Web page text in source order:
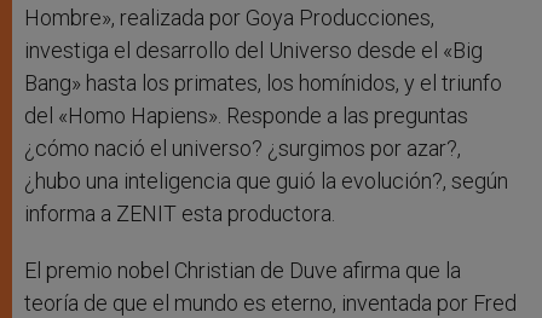
Hombre», realizada por Goya Producciones,
investiga el desarrollo del Universo desde el «Big
Bang» hasta los primates, los homínidos, y el triunfo
del «Homo Hapiens». Responde a las preguntas
¿cómo nació el universo? ¿surgimos por azar?,
¿hubo una inteligencia que guió la evolución?, según
informa a ZENIT esta productora.
El premio nobel Christian de Duve afirma que la
teoría de que el mundo es eterno, inventada por Fred